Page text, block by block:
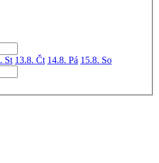
St 13.8. Čt 14.8. Pá 15.8. So